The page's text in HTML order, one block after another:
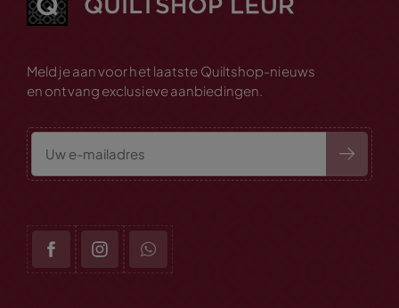
Meld je aan voor het laatste Quiltshop-nieuws
en ontvang exclusieve aanbiedingen.